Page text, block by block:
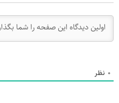
0 نظر